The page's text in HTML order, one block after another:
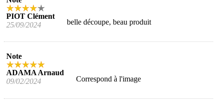
PIOT Clément
25/09/2024
belle découpe, beau produit
Note
ADAMA Arnaud
09/02/2024
Correspond à l'image